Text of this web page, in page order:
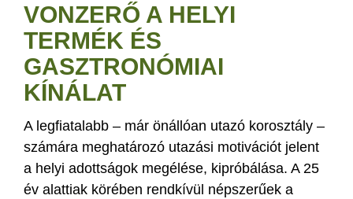
VONZERŐ A HELYI
TERMÉK ÉS
GASZTRONÓMIAI
KÍNÁLAT
A legfiatalabb – már önállóan utazó korosztály –
számára meghatározó utazási motivációt jelent
a helyi adottságok megélése, kipróbálása. A 25
év alattiak körében rendkívül népszerűek a